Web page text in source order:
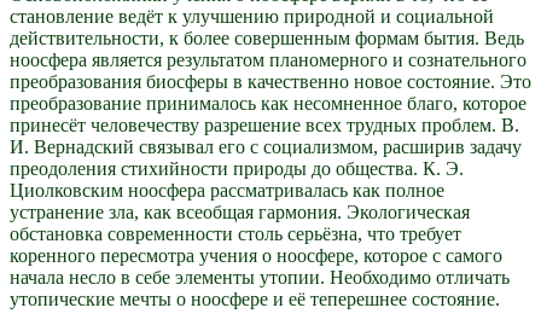
становление ведёт к улучшению природной и социальной
действительности, к более совершенным формам бытия. Ведь
ноосфера является результатом планомерного и сознательного
преобразования биосферы в качественно новое состояние. Это
преобразование принималось как несомненное благо, которое
принесёт человечеству разрешение всех трудных проблем. В.
И. Вернадский связывал его с социализмом, расширив задачу
преодоления стихийности природы до общества. К. Э.
Циолковским ноосфера рассматривалась как полное
устранение зла, как всеобщая гармония. Экологическая
обстановка современности столь серьёзна, что требует
коренного пересмотра учения о ноосфере, которое с самого
начала несло в себе элементы утопии. Необходимо отличать
утопические мечты о ноосфере и её теперешнее состояние.